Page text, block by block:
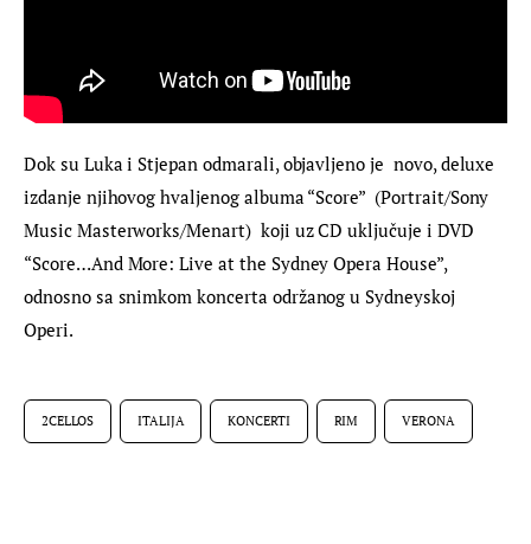
Dok su Luka i Stjepan odmarali, objavljeno je  novo, deluxe
izdanje njihovog hvaljenog albuma “Score”  (Portrait/Sony
Music Masterworks/Menart)  koji uz CD uključuje i DVD
“Score…And More: Live at the Sydney Opera House”,
odnosno sa snimkom koncerta održanog u Sydneyskoj
Operi.
2CELLOS ITALIJA KONCERTI RIM VERONA